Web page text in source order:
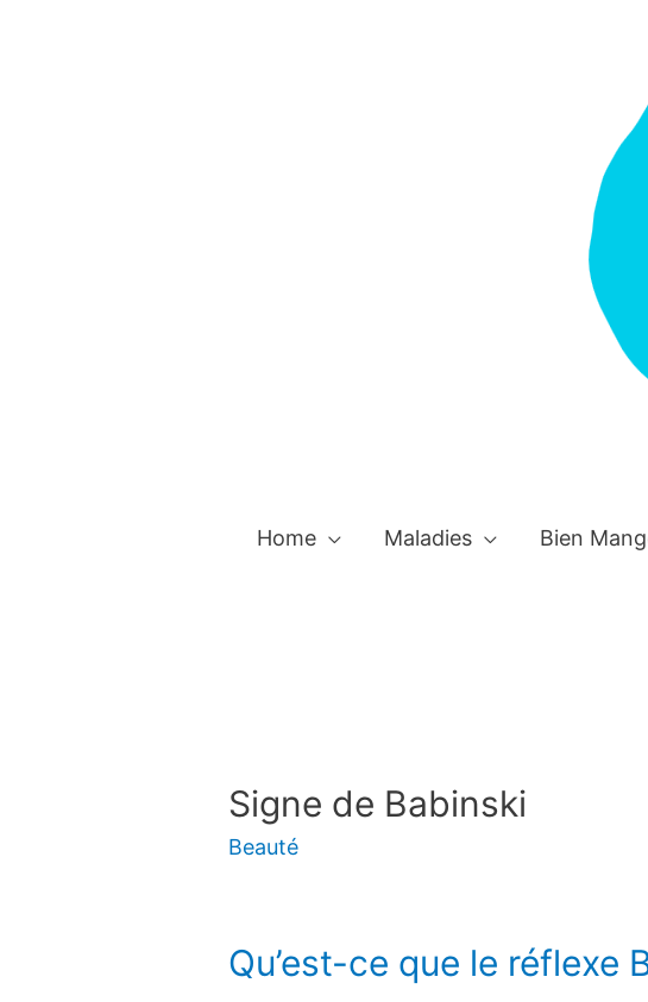
Home Maladies Bien
Signe de Babinski
Beauté
Qu’est-ce que le réflexe